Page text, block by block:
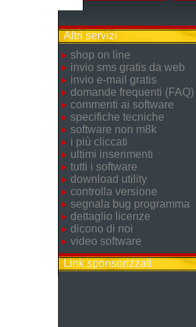
Altri servizi
shop on line
invio sms gratis da web
invio e-mail gratis
domande frequenti (FAQ)
commenti ai software
specifiche tecniche
software non m8k
i più cliccati
ultimi inserimenti
tutti i software
download utility
controlla versione
segnala bug programma
dettaglio licenze
dicono di noi
video software
Link sponsorizzati